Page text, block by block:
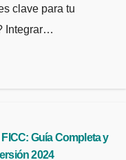
clave para tu
Integrar…
Guía Completa y
2024